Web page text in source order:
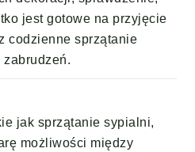
jest gotowe na przyjęcie
codzienne sprzątanie
zabrudzeń.
jak sprzątanie sypialni,
możliwości między